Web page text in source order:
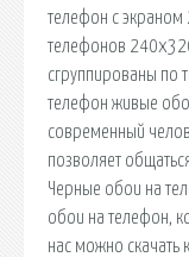
телефон с экраном
телефонов
сгруппированы по
телефон живые
современный
позволяет
Черные обои на
обои на телефон,
нас можно скачать